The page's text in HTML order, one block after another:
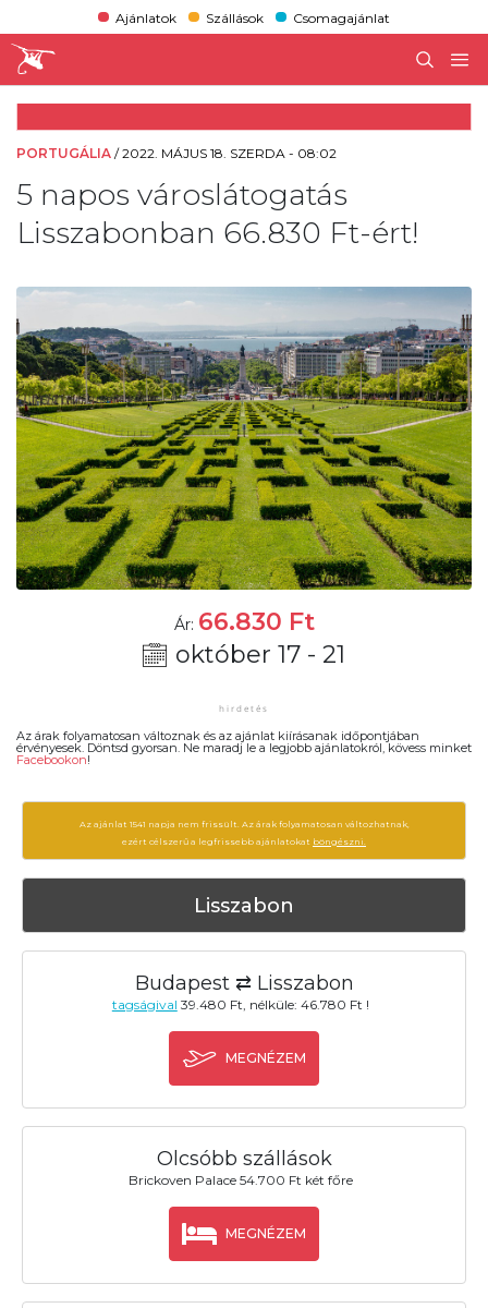
Ajánlatok Szállások Csomagajánlat
PORTUGÁLIA /2022. MÁJUS 18. SZERDA - 08:02
5 napos városlátogatás
Lisszabonban 66.830 Ft-ért!
Ár: 66.830 Ft
október 17 - 21
Az árak folyamatosan változnak és az ajánlat kiírásanak időpontjában
érvényesek. Döntsd gyorsan. Ne maradj le a legjobb ajánlatokról, kövess minket
Facebookon!
Az ajánlat 1541 napja nem frissült. Az árak folyamatosan változhatnak,
ezért célszerű a legfrissebb ajánlatokat böngészni.
Lisszabon
Budapest ⇄ Lisszabon
tagságival 39.480 Ft, nélküle: 46.780 Ft !
MEGNÉZEM
Olcsóbb szállások
Brickoven Palace 54.700 Ft két főre
MEGNÉZEM